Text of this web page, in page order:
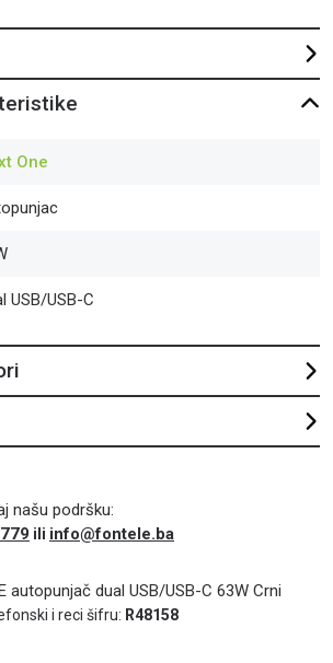
One
USB/USB-C
našu podršku:
ili info@fontele.ba
autopunjač dual USB/USB-C 63W Crni
i reci šifru: R48158